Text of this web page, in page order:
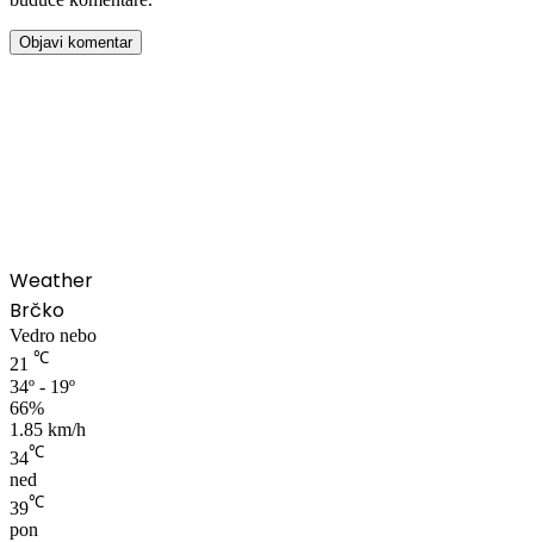
Weather
Brčko
Vedro nebo
21 ℃
34º - 19º
66%
1.85 km/h
34℃
ned
39℃
pon